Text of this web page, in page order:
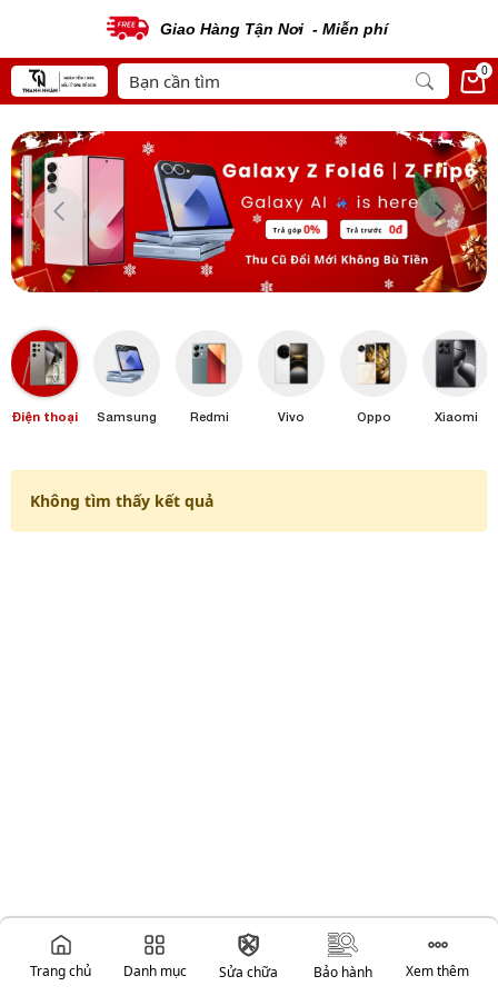
Giao Hàng Tận Nơi - Miễn phí
0
Trang chủ Danh mục Sửa chữa Bảo hành Xem thêm
Điện thoại Samsung Redmi Vivo Oppo Xiaomi
Không tìm thấy kết quả